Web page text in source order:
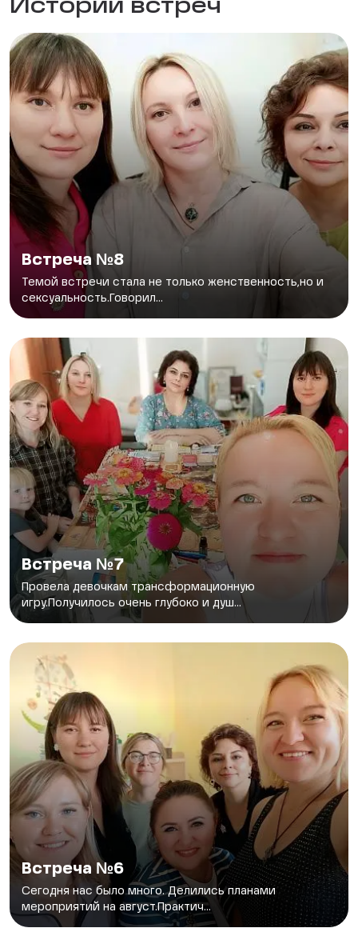
Истории встреч
Встреча №8
Темой встречи стала не только женственность,но и
сексуальность.Говорил...
Встреча №7
Провела девочкам трансформационную
игру.Получилось очень глубоко и душ...
Встреча №6
Сегодня нас было много. Делились планами
мероприятий на август.Практич...